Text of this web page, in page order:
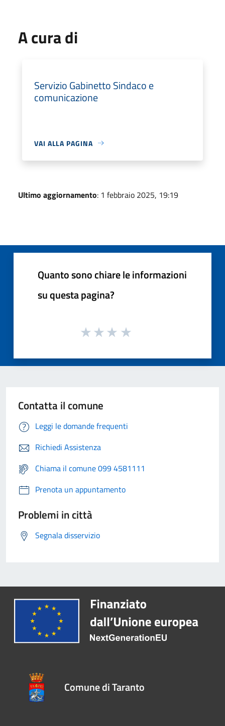
A cura di
Servizio Gabinetto Sindaco e
comunicazione
VAI ALLA PAGINA
Ultimo aggiornamento: 1 febbraio 2025, 19:19
Quanto sono chiare le informazioni
su questa pagina?
Contatta il comune
Leggi le domande frequenti
Richiedi Assistenza
Chiama il comune 099 4581111
Prenota un appuntamento
Problemi in città
Segnala disservizio
Comune di Taranto